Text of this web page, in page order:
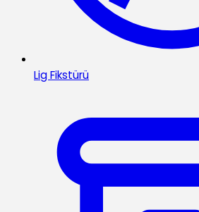
Lig Fikstürü